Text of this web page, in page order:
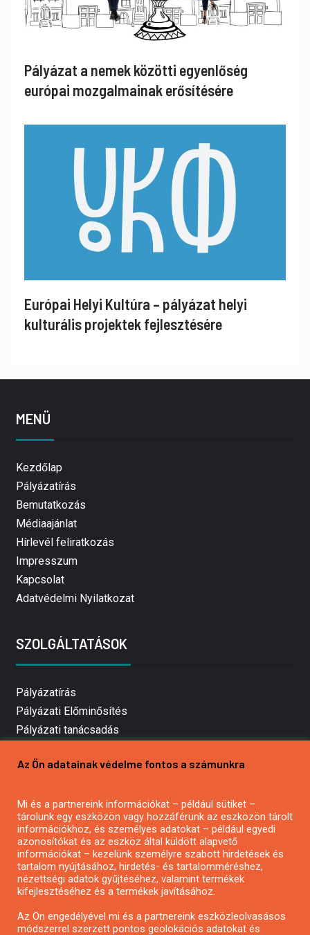
Pályázat a nemek közötti egyenlőség
európai mozgalmainak erősítésére
Európai Helyi Kultúra – pályázat helyi
kulturális projektek fejlesztésére
MENÜ
Kezdőlap
Pályázatírás
Bemutatkozás
Médiaajánlat
Hírlevél feliratkozás
Impresszum
Kapcsolat
Adatvédelmi Nyilatkozat
SZOLGÁLTATÁSOK
Pályázatírás
Pályázati Előminősítés
Pályázati tanácsadás
Mezőgazdasági pályázatírás
Pályázatírás civil szervezeteknek
Pályázatírás önkormányzatoknak
Pályázatfigyelés
Specifikus pályázatfigyelés vagy hírlevél
Az Ön adatainak védelme fontos a számunkra
Mi és a partnereink információkat – például sütiket –
tárolunk egy eszközön vagy hozzáférünk az eszközön tárolt
információkhoz, és személyes adatokat – például egyedi
azonosítókat és az eszköz által küldött alapvető
információkat – kezelünk személyre szabott hirdetések és
tartalom nyújtásához, hirdetés- és tartalomméréshez,
nézettségi adatok gyűjtéséhez, valamint termékek
kifejlesztéséhez és a termékek javításához.
Az Ön engedélyével mi és a partnereink eszközleolvasásos
módszerrel szerzett pontos geolokációs adatokat és